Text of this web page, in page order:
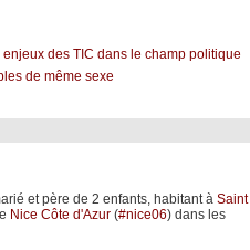
des TIC dans le champ politique
de même sexe
et père de 2 enfants, habitant à Saint
Nice Côte d'Azur(#nice06) dans les